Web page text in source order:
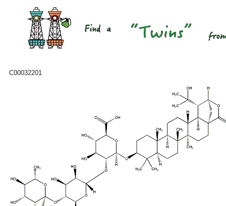
C00032201